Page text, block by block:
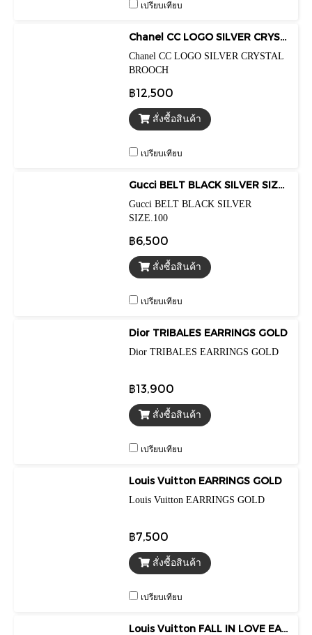
เปรียบเทียบ
Chanel CC LOGO SILVER CRYSTAL BROOCH
Chanel CC LOGO SILVER CRYSTAL
BROOCH
฿12,500
สั่งซื้อสินค้า
เปรียบเทียบ
Gucci BELT BLACK SILVER SIZE.100
Gucci BELT BLACK SILVER
SIZE.100
฿6,500
สั่งซื้อสินค้า
เปรียบเทียบ
Dior TRIBALES EARRINGS GOLD
Dior TRIBALES EARRINGS GOLD
฿13,900
สั่งซื้อสินค้า
เปรียบเทียบ
Louis Vuitton EARRINGS GOLD
Louis Vuitton EARRINGS GOLD
฿7,500
สั่งซื้อสินค้า
เปรียบเทียบ
Louis Vuitton FALL IN LOVE EARRINGS GOLD